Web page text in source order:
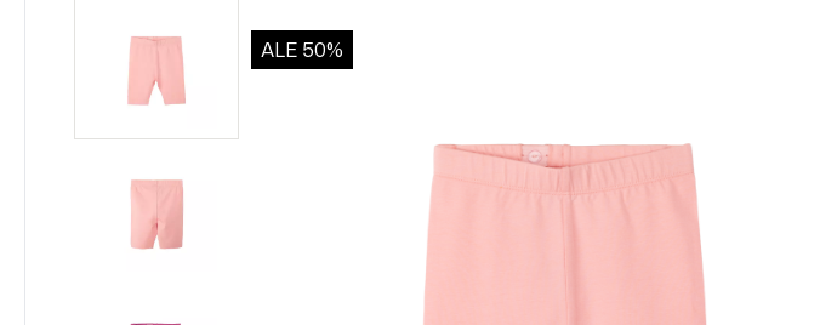
ALE 50%